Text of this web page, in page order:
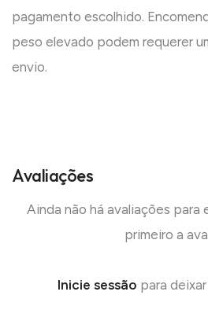
pagamento escolhido.
peso elevado podem requerer
envio.
Avaliações
Ainda não há avaliações para
primeiro a
Inicie sessão para